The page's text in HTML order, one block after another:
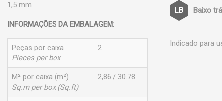
1,5 mm
INFORMAÇÕES DA EMBALAGEM:
Peças por caixa
Pieces per box
2
M² por caixa (m²)
Sq.m per box (Sq.ft)
2,86 / 30.78
Baixo
Indicado para